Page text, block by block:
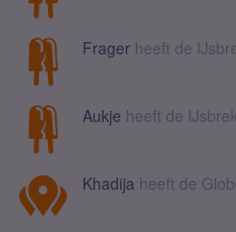
Frager heeft de
Aukje heeft de
Khadija heeft de